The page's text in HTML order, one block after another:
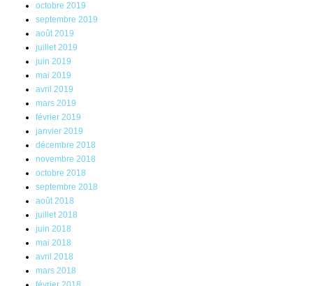
octobre 2019
septembre 2019
août 2019
juillet 2019
juin 2019
mai 2019
avril 2019
mars 2019
février 2019
janvier 2019
décembre 2018
novembre 2018
octobre 2018
septembre 2018
août 2018
juillet 2018
juin 2018
mai 2018
avril 2018
mars 2018